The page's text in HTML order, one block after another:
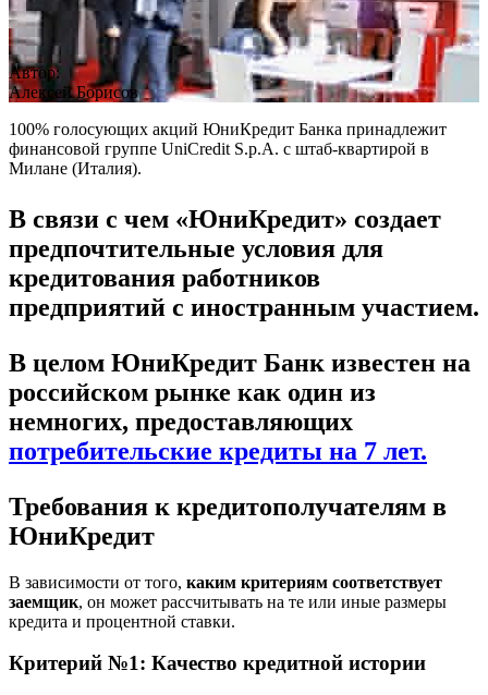
Автор:
Алексей Борисов
100% голосующих акций ЮниКредит Банка принадлежит
финансовой группе UniCredit S.p.A. с штаб-квартирой в
Милане (Италия).
В связи с чем «ЮниКредит» создает
предпочтительные условия для
кредитования работников
предприятий с иностранным участием.
В целом ЮниКредит Банк известен на
российском рынке как один из
немногих, предоставляющих
потребительские кредиты на 7 лет.
Требования к кредитополучателям в
ЮниКредит
В зависимости от того, каким критериям соответствует
заемщик, он может рассчитывать на те или иные размеры
кредита и процентной ставки.
Критерий №1: Качество кредитной истории